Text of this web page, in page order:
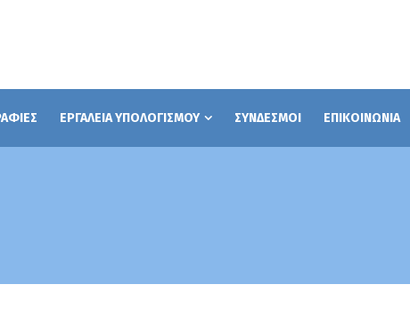
ΕΡΓΑΛΕΙΑ ΥΠΟΛΟΓΙΣΜΟΥ ΣΥΝΔΕΣΜΟΙ ΕΠΙΚΟΙΝΩΝΙΑ